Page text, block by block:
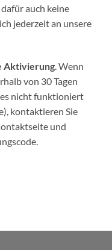
auch keine
jederzeit an unsere
Aktivierung. Wenn
von 30 Tagen
nicht funktioniert
kontaktieren Sie
und